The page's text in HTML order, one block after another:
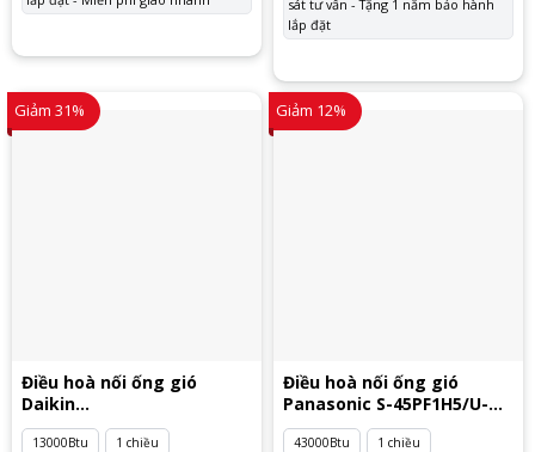
sát tư vấn - Tặng 1 năm bảo hành
lắp đặt
Giảm 31%
Điều hoà nối ống gió
Daikin
FDBNQ13MV1V/RNQ13MV1V
13000Btu 1 chiều
Giảm 12%
Điều hoà nối ống gió
Panasonic S-45PF1H5/U-
45PV1H8
43000Btu 1 chiều